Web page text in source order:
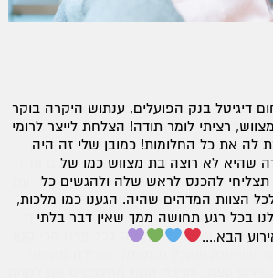
דיגיטל בנק הפועלים, ענתוש היקרה בוקר
רציתי לומר תודה! הצלחת לייצר לרומי
לה את כל החלומות! כמובן שלי זה היה
שהיא לא רוצה בת מצווש כמו של
להכנס לראש שלה ולהגשים כל
הצוות המדהים שהיה. הגענו כמו מלכות,
בכל רגע תחושה ממך שאין דבר בלתי
הבא....